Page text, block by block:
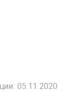
05.11.2020